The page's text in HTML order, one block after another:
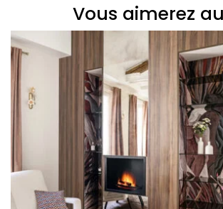
Vous aimerez